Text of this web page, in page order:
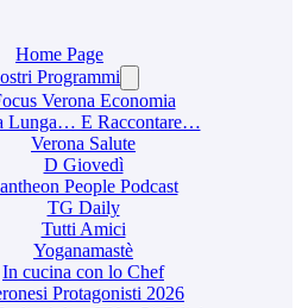
Home Page
Programmi
Verona Economia
Lunga… E Raccontare…
Verona Salute
D Giovedì
People Podcast
TG Daily
Tutti Amici
Yoganamastè
In cucina con lo Chef
Protagonisti 2026